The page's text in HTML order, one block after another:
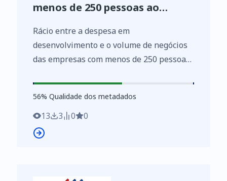
menos de 250 pessoas ao
transformadoras (CAE Rev. 3 -
%)
Rácio entre a despesa em
desenvolvimento e o volume de negócios
das empresas com menos de 250 pessoas
(CAE Rev. 3 - %) por Localização geográfica
(NUTS - 2013); Anual - INE, Sistema de
contas integradas das empresas
https://www.ine.pt/xurl/indx/0008507/PT
56%
56% Qualidade dos metadados
13 3 0 0